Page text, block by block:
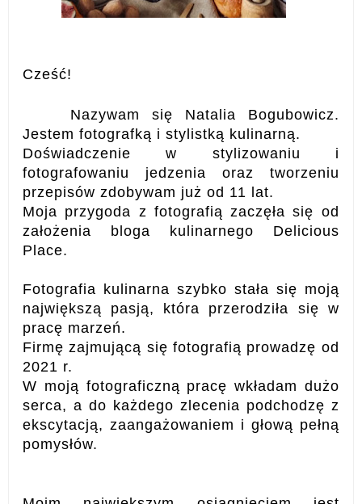
Cześć!
Nazywam się Natalia Bogubowicz.
Jestem fotografką i stylistką kulinarną.
Doświadczenie w stylizowaniu i
fotografowaniu jedzenia oraz tworzeniu
przepisów zdobywam już od 11 lat.
Moja przygoda z fotografią zaczęła się od
założenia bloga kulinarnego Delicious
Place.
Fotografia kulinarna szybko stała się moją
największą pasją, która przerodziła się w
pracę marzeń.
Firmę zajmującą się fotografią prowadzę od
2021 r.
W moją fotograficzną pracę wkładam dużo
serca, a do każdego zlecenia podchodzę z
ekscytacją, zaangażowaniem i głową pełną
pomysłów.